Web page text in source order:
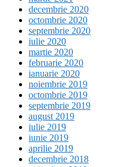
decembrie 2020
octombrie 2020
septembrie 2020
iulie 2020
martie 2020
februarie 2020
ianuarie 2020
noiembrie 2019
octombrie 2019
septembrie 2019
august 2019
iulie 2019
iunie 2019
aprilie 2019
decembrie 2018